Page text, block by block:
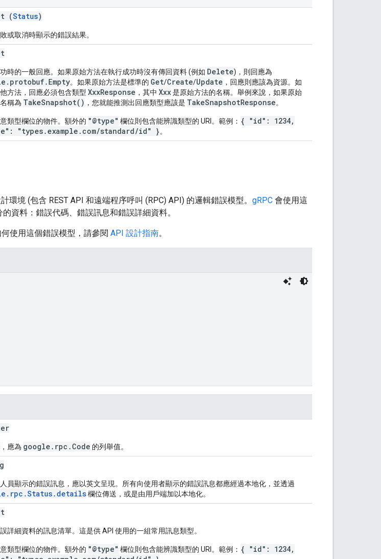
(Status)
或取消時顯示的錯誤結果。
時的一般回應。如果原始方法在執行成功時沒有傳回資料 (例如 Delete)，則回應為
。如果原始方法是標準的 Get/Create/Update ，回應則應該為資源。如
方法，回應必須包含類型 XxxResponse ，其中 Xxx是原始方法的名稱。舉例來說，如果原始
稱為 TakeSnapshot() ，您就能推測出回應類型應該是 TakeSnapshotResponse。
類型欄位的物件。額外的 "@type" 欄位則包含能辨識類型的 URI。範例： { "id": 1234,
"types.example.com/standard/id" }。
環境 (包含 REST API 和遠端程序呼叫 (RPC) API) 的邏輯錯誤模型。 gRPC 會使用這
資料：錯誤代碼、錯誤訊息和錯誤詳細資料。
使用這個錯誤模型，請參閱 API 設計指南。
應為 google.rpc.Code 的列舉值。
員顯示的錯誤訊息，應以英文呈現。所有向使用者顯示的錯誤訊息都應經過本地化，並透過
欄位傳送，或是由用戶端加以本地化。
詳細資料的訊息清單。這是供 API 使用的一組常用訊息類型。
類型欄位的物件。額外的 "@type" 欄位則包含能辨識類型的 URI。範例： { "id": 1234,